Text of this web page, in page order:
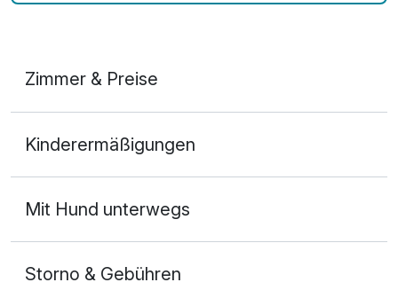
Zimmer & Preise
2 Erwachsene und 1 Kind
Kinderermäßigungen
Mit Hund unterwegs
Storno & Gebühren